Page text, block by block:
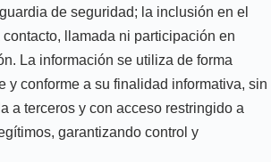
de seguridad; la inclusión en el
llamada ni participación en
La información se utiliza de forma
y conforme a su finalidad informativa, sin
a terceros y con acceso restringido a
garantizando control y